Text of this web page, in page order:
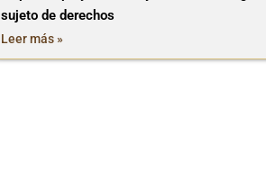
sujeto de derechos
Leer más »